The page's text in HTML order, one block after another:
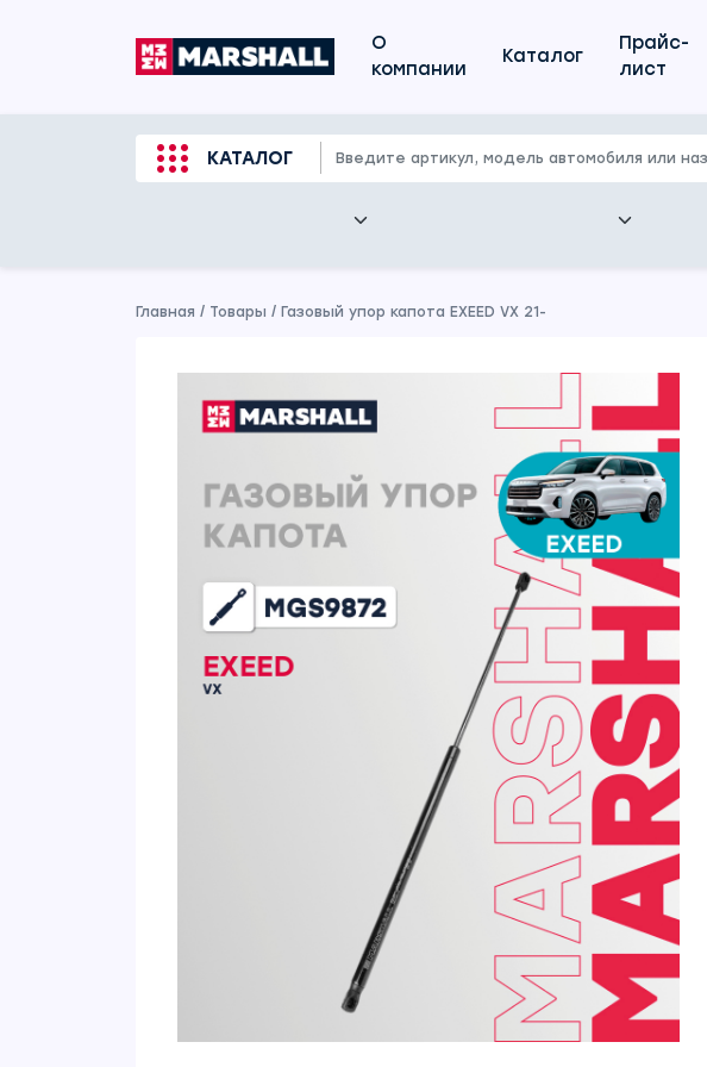
О
компании
Каталог
Прайс-
лист
КАТАЛОГ
Главная / Товары / Газовый упор капота EXEED VX 21-